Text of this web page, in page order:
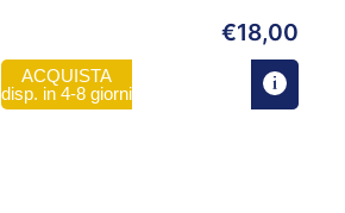
€18,00
ACQUISTA
disp. in 4-8 giorni